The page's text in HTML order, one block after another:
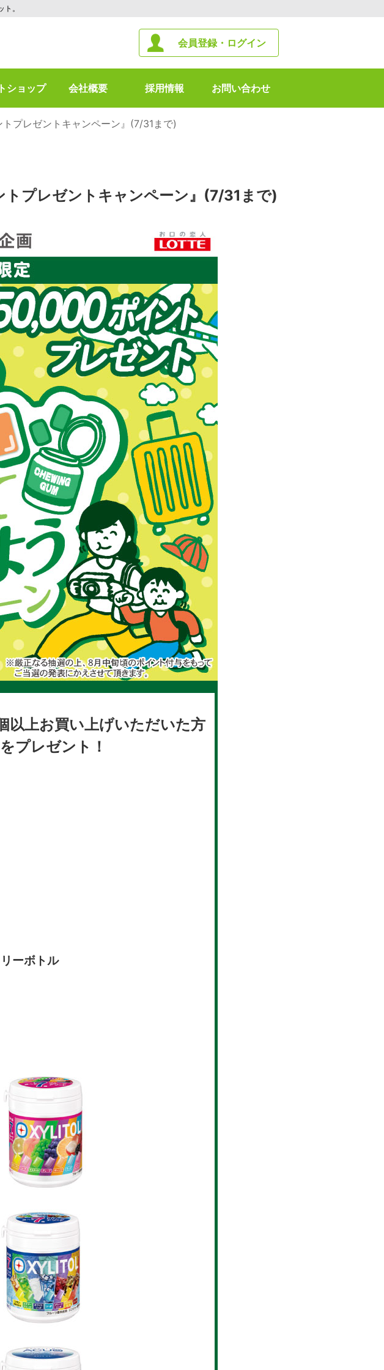
。
会員登録・ログイン
ショップ 会社概要 採用情報 お問い合わせ
プレゼントキャンペーン』(7/31まで)
トプレゼントキャンペーン』(7/31まで)
以上お買い上げいただいた方
をプレゼント！
ーボトル